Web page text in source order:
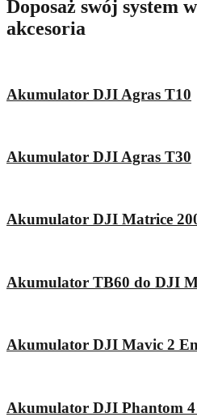
Doposaż swój system
akcesoria
Akumulator DJI Agras T10
Akumulator DJI Agras T30
Akumulator DJI Matrice
Akumulator TB60 do DJI
Akumulator DJI Mavic 2
Akumulator DJI Phantom